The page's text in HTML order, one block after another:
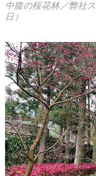
中腹の桜花林／弊社
日）